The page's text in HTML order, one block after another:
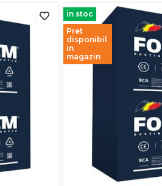
in stoc
Pret
disponibil
in
magazin